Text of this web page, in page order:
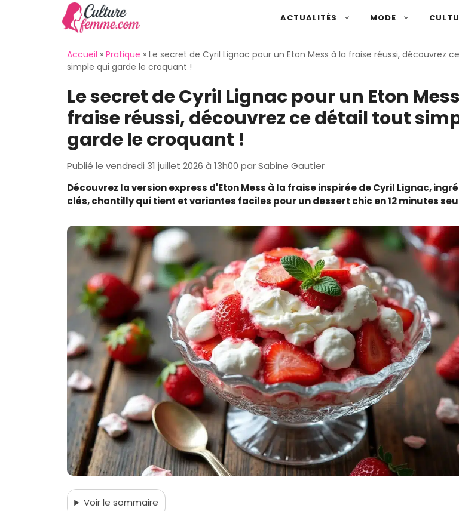
ACTUALITÉS MODE
Accueil » Pratique » Le secret de Cyril Lignac pour un Eton Mess à la fraise réussi, découvrez
simple qui garde le croquant !
Le secret de Cyril Lignac pour un Eton
fraise réussi, découvrez ce détail tout
garde le croquant !
Publié le vendredi 31 juillet 2026 à 13h00 parSabine Gautier
Découvrez la version express d'Eton Mess à la fraise inspirée de Cyril Lignac,
clés, chantilly qui tient et variantes faciles pour un dessert chic en 12 minutes
Voirle sommaire